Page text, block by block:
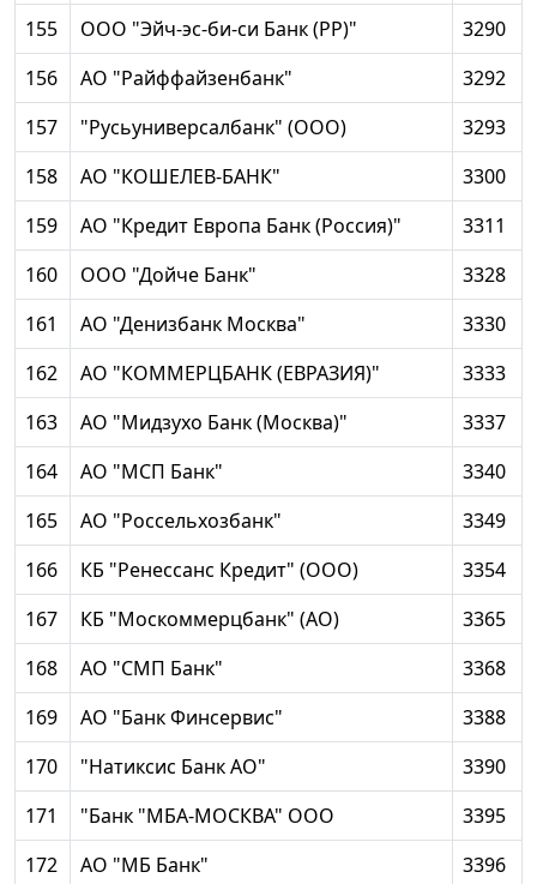
155
ООО "Эйч-эс-би-си Банк (РР)"
3290
156
АО "Райффайзенбанк"
3292
157
"Русьуниверсалбанк" (ООО)
3293
158
АО "КОШЕЛЕВ-БАНК"
3300
159
АО "Кредит Европа Банк (Россия)"
3311
160
ООО "Дойче Банк"
3328
161
АО "Денизбанк Москва"
3330
162
АО "КОММЕРЦБАНК (ЕВРАЗИЯ)"
3333
163
АО "Мидзухо Банк (Москва)"
3337
164
АО "МСП Банк"
3340
165
АО "Россельхозбанк"
3349
166
КБ "Ренессанс Кредит" (ООО)
3354
167
КБ "Москоммерцбанк" (АО)
3365
168
АО "СМП Банк"
3368
169
АО "Банк Финсервис"
3388
170
"Натиксис Банк АО"
3390
171
"Банк "МБА-МОСКВА" ООО
3395
172
АО "МБ Банк"
3396